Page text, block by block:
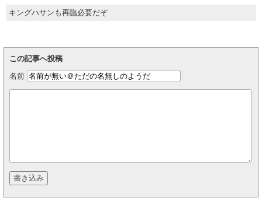
キングハサンも再臨必要だぞ
この記事へ投稿
名前